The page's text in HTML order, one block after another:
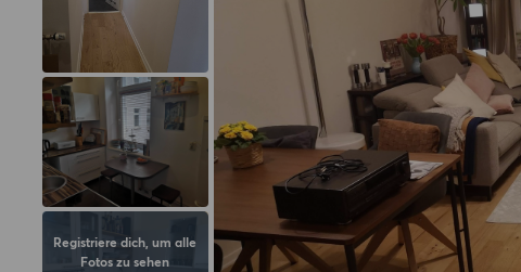
Registriere dich, um alle
Fotos zu sehen